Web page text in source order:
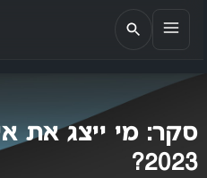
EUROMIX
אתר הבית של האירוויזיון בישראל
סקר: מי ייצג את
2023?